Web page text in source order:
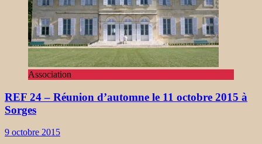
Association
REF 24 – Réunion d’automne le 11 octobre 2015 à
Sorges
9 octobre 2015